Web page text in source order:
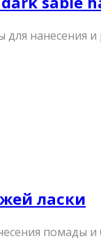
нанесения
ласки
помады и